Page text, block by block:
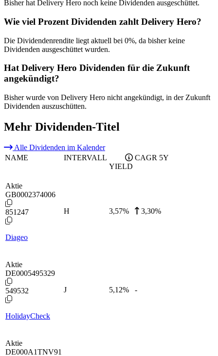
Bisher hat Delivery Hero noch keine Dividenden ausgeschüttet.
Wie viel Prozent Dividenden zahlt Delivery Hero?
Die Dividendenrendite liegt aktuell bei 0%, da bisher keine
Dividenden ausgeschüttet wurden.
Hat Delivery Hero Dividenden für die Zukunft
angekündigt?
Bisher wurde von Delivery Hero nicht angekündigt, in der Zukunft
Dividenden auszuschütten.
Mehr Dividenden-Titel
Alle Dividenden im Kalender
NAME
INTERVALL
YIELD
CAGR 5Y
Aktie
GB0002374006
851247
Diageo
H 3,57% 3,30%
Aktie
DE0005495329
549532
HolidayCheck
J 5,12% -
Aktie
DE000A1TNV91